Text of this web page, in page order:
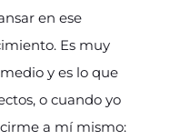
en ese
Es muy
y es lo que
o cuando yo
a mí mismo: